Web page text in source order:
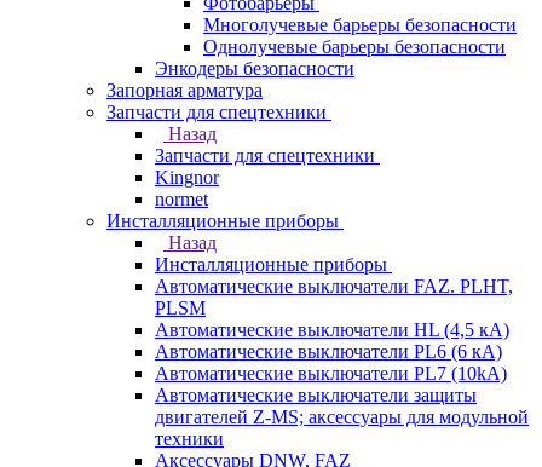
Многолучевые барьеры безопасности
Однолучевые барьеры безопасности
Энкодеры безопасности
Запорная арматура
Запчасти для спецтехники
Назад
Запчасти для спецтехники
Kingnor
normet
Инсталляционные приборы
Назад
Инсталляционные приборы
Автоматические выключатели FAZ. PLHT,
PLSM
Автоматические выключатели HL (4,5 кА)
Автоматические выключатели PL6 (6 кА)
Автоматические выключатели PL7 (10kA)
Автоматические выключатели защиты
двигателей Z-MS; аксессуары для модульной
техники
Аксессуары DNW, FAZ